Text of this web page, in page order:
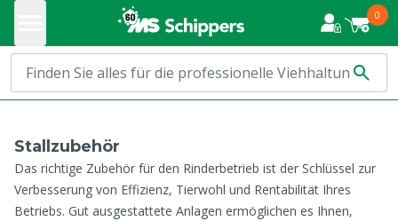
0
Stallzubehör
Das richtige Zubehör für den Rinderbetrieb ist der Schlüssel zur
Verbesserung von Effizienz, Tierwohl und Rentabilität Ihres
Betriebs. Gut ausgestattete Anlagen ermöglichen es Ihnen,